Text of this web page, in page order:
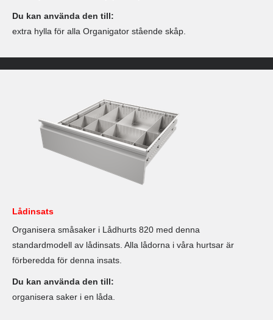
Du kan använda den till:
extra hylla för alla Organigator stående skåp.
Lådinsats
Organisera småsaker i Lådhurts 820 med denna
standardmodell av lådinsats. Alla lådorna i våra hurtsar är
förberedda för denna insats.
Du kan använda den till:
organisera saker i en låda.